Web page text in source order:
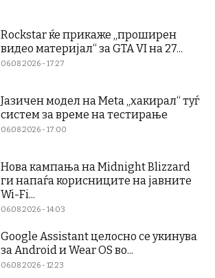
Rockstar ќе прикаже „проширен
видео материјал“ за GTA VI на 27...
06.08.2026 - 17:27
Јазичен модел на Meta „хакирал“ туѓ
систем за време на тестирање
06.08.2026 - 17:00
Нова кампања на Midnight Blizzard
ги напаѓа корисниците на јавните
Wi-Fi...
06.08.2026 - 14:03
Google Assistant целосно се укинува
за Android и Wear OS во...
06.08.2026 - 12:23